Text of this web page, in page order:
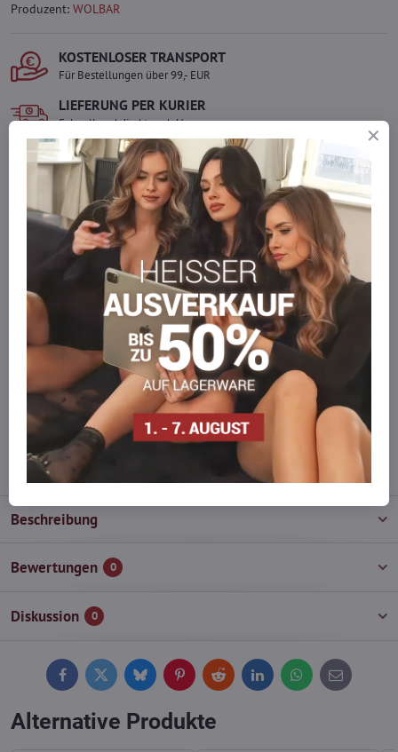
Produzent: WOLBAR
KOSTENLOSER TRANSPORT
Für Bestellungen über 99,- EUR
LIEFERUNG PER KURIER
Schnell und direkt nach Hause.
SICHERE ZAHLUNGEN
Gesicherte Online-Zahlungen
Ware auf Lager
Wir versenden sofort
Werden Sie Teil von everlady
Werden Sie Teil von everlady und genießen Sie einen 5 %
Mitgliedervorteilbei jedem Einkauf.
Der Vorteil wird automatisch im Warenkorb angewendet.
Möchten Sie mehr bestellen, als wir
auf Lager haben?
Zögern Sie nicht, uns zu kontaktieren, wir füllen die Ware für Sie
wieder auf!
info​@everlady​.eu
Beschreibung
Bewertungen 0
Diskussion 0
FacebookTwitterBlueskyPinterestReddit LinkedInWhatsApp
E-
mail
Alternative Produkte